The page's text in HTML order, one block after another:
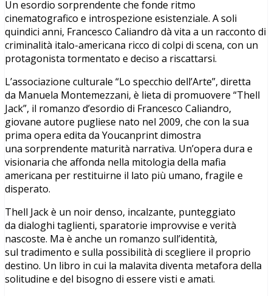
Un esordio sorprendente che fonde ritmo
cinematografico e introspezione esistenziale. A soli
quindici anni, Francesco Caliandro dà vita a un racconto di
criminalità italo-americana ricco di colpi di scena, con un
protagonista tormentato e deciso a riscattarsi.
L’associazione culturale “Lo specchio dell’Arte”, diretta
da Manuela Montemezzani, è lieta di promuovere “Thell
Jack”, il romanzo d’esordio di Francesco Caliandro,
giovane autore pugliese nato nel 2009, che con la sua
prima opera edita da Youcanprint dimostra
una sorprendente maturità narrativa. Un’opera dura e
visionaria che affonda nella mitologia della mafia
americana per restituirne il lato più umano, fragile e
disperato.
Thell Jack è un noir denso, incalzante, punteggiato
da dialoghi taglienti, sparatorie improvvise e verità
nascoste. Ma è anche un romanzo sull’identità,
sul tradimento e sulla possibilità di scegliere il proprio
destino. Un libro in cui la malavita diventa metafora della
solitudine e del bisogno di essere visti e amati.